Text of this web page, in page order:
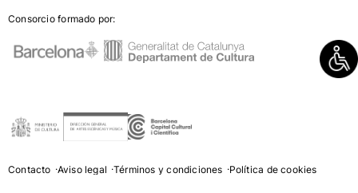
Consorcio formado por:
Contacto Aviso legal Términos y condiciones Política de cookies